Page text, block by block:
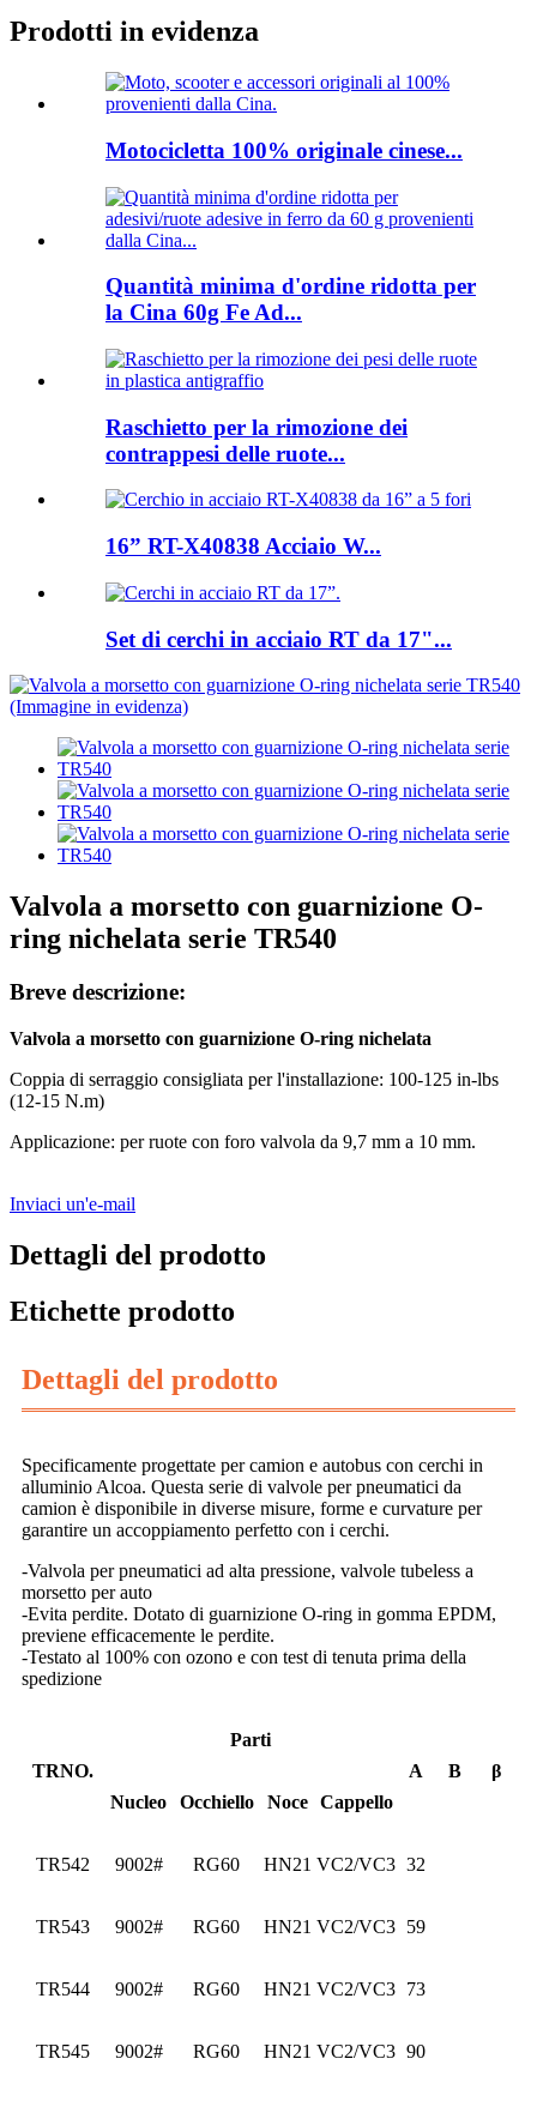
Prodotti in evidenza
Motocicletta 100% originale cinese...
Quantità minima d'ordine ridotta per
la Cina 60g Fe Ad...
Raschietto per la rimozione dei
contrappesi delle ruote...
16” RT-X40838 Acciaio W...
Set di cerchi in acciaio RT da 17"...
Valvola a morsetto con guarnizione O-
ring nichelata serie TR540
Breve descrizione:
Valvola a morsetto con guarnizione O-ring nichelata
Coppia di serraggio consigliata per l'installazione: 100-125 in-lbs
(12-15 N.m)
Applicazione: per ruote con foro valvola da 9,7 mm a 10 mm.
Inviaci un'e-mail
Dettagli del prodotto
Etichette prodotto
Dettagli del prodotto
Specificamente progettate per camion e autobus con cerchi in
alluminio Alcoa. Questa serie di valvole per pneumatici da
camion è disponibile in diverse misure, forme e curvature per
garantire un accoppiamento perfetto con i cerchi.
-Valvola per pneumatici ad alta pressione, valvole tubeless a
morsetto per auto
-Evita perdite. Dotato di guarnizione O-ring in gomma EPDM,
previene efficacemente le perdite.
-Testato al 100% con ozono e con test di tenuta prima della
spedizione
TRNO.
Parti
A
B
β
Nucleo
Occhiello Noce Cappello
TR542 9002# RG60 HN21 VC2/VC3 32
TR543 9002# RG60 HN21 VC2/VC3 59
TR544 9002# RG60 HN21 VC2/VC3 73
TR545 9002# RG60 HN21 VC2/VC3 90